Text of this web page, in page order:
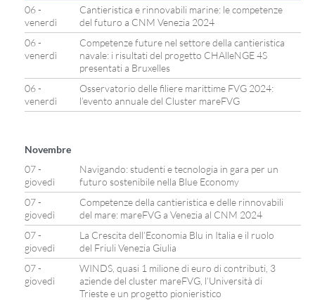
06 -
venerdì
Cantieristica e rinnovabili marine: le competenze
del futuro a CNM Venezia 2024
06 -
venerdì
Competenze future nel settore della cantieristica
navale: i risultati del progetto CHAlleNGE 4S
presentati a Bruxelles
06 -
venerdì
Osservatorio delle filiere marittime FVG 2024:
l’evento annuale del Cluster mareFVG
Novembre
07 -
giovedì
Navigando: studenti e tecnologia in gara per un
futuro sostenibile nella Blue Economy
07 -
giovedì
Competenze della cantieristica e delle rinnovabili
del mare: mareFVG a Venezia al CNM 2024
07 -
giovedì
La Crescita dell’Economia Blu in Italia e il ruolo
del Friuli Venezia Giulia
07 -
giovedì
WINDS, quasi 1 milione di euro di contributi, 3
aziende del cluster mareFVG, l’Università di
Trieste e un progetto pionieristico